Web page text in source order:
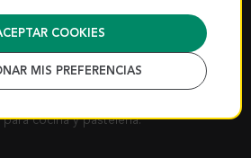
COOKIES
MIS PREFERENCIAS
1 y 2 para profesionales
cocina y pastelería.